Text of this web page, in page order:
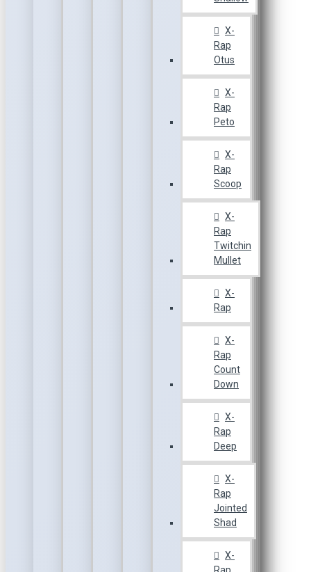
X-
Rap
Otus
X-
Rap
Peto
X-
Rap
Scoop
X-
Rap
Twitchin
Mullet
X-
Rap
X-
Rap
Count
Down
X-
Rap
Deep
X-
Rap
Jointed
Shad
X-